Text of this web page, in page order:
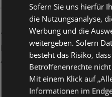
Action: Kleine Preise,
Prospekt nicht mehr gültig
Abgelaufen am: 07.07.2026
Sofern Sie uns hierfür
die Nutzungsanalyse,
Werbung und die
weitergeben. Sofern
besteht das Risiko,
Betroffenenrechte
Mit einem Klick auf
Informationen im